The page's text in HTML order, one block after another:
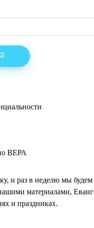
ВЕРА
и раз в неделю мы будем
материалами,
и праздниках.